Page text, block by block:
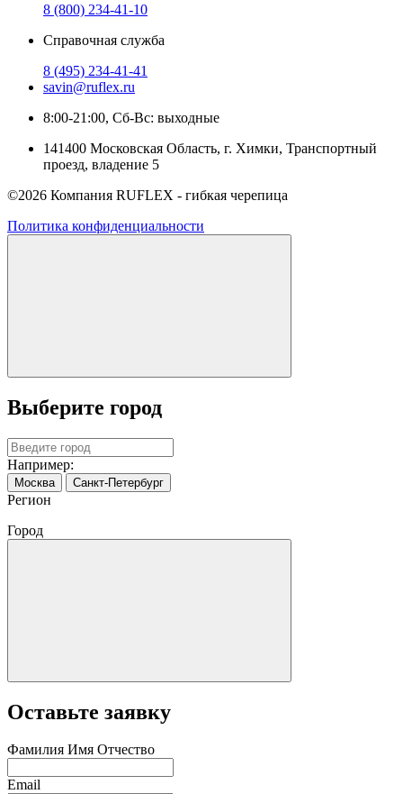
8 (800) 234-41-10
Справочная служба
8 (495) 234-41-41
savin@ruflex.ru
8:00-21:00, Сб-Вс: выходные
141400 Московская Область, г. Химки, Транспортный
проезд, владение 5
©2026 Компания RUFLEX - гибкая черепица
Политика конфиденциальности
Выберите город
Например:
Москва Санкт-Петербург
Регион
Город
Оставьте заявку
Фамилия Имя Отчество
Email